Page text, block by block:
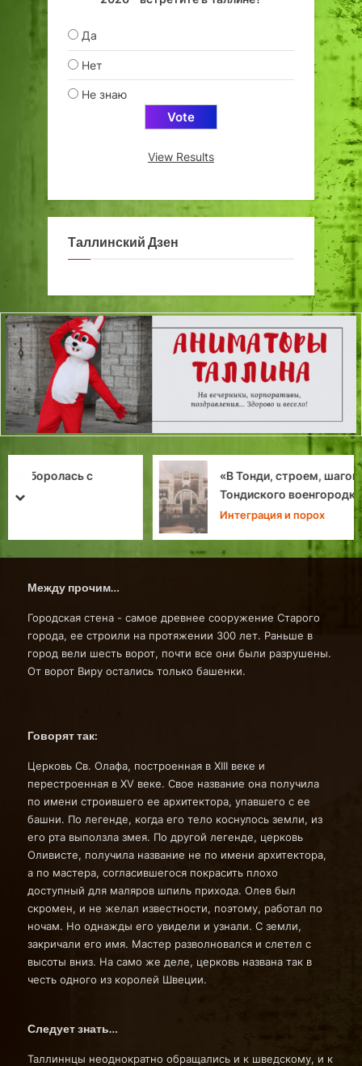
Да
Нет
Не знаю
View Results
Таллинский Дзен
«В Тонди, строем, шагом марш!»: бурный век
Тондиского военгородка.
Интеграция и порох
prev
next
Между прочим…
Городская стена - самое древнее сооружение Старого
города, ее строили на протяжении 300 лет. Раньше в
город вели шесть ворот, почти все они были разрушены.
От ворот Виру остались только башенки.
Говорят так:
Церковь Св. Олафа, построенная в XIII веке и
перестроенная в XV веке. Свое название она получила
по имени строившего ее архитектора, упавшего с ее
башни. По легенде, когда его тело коснулось земли, из
его рта выползла змея. По другой легенде, церковь
Оливисте, получила название не по имени архитектора,
а по мастера, согласившегося покрасить плохо
доступный для маляров шпиль прихода. Олев был
скромен, и не желал известности, поэтому, работал по
ночам. Но однажды его увидели и узнали. С земли,
закричали его имя. Мастер разволновался и слетел с
высоты вниз. На само же деле, церковь названа так в
честь одного из королей Швеции.
Следует знать…
Таллиннцы неоднократно обращались и к шведскому, и к